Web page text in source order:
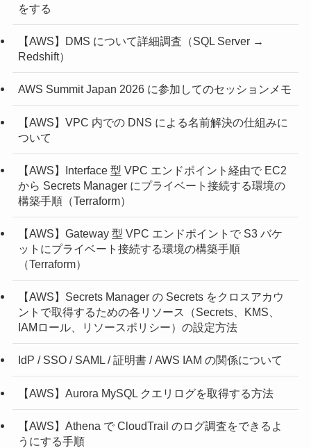
をする
【AWS】DMS について詳細調査（SQL Server →
Redshift）
AWS Summit Japan 2026 に参加してのセッションメモ
【AWS】VPC 内での DNS による名前解決の仕組みに
ついて
【AWS】Interface 型 VPC エンドポイント経由で EC2
から Secrets Manager にプライベート接続する環境の
構築手順（Terraform）
【AWS】Gateway 型 VPC エンドポイントで S3 バケ
ットにプライベート接続する環境の構築手順
（Terraform）
【AWS】Secrets Manager の Secrets をクロスアカウ
ントで取得するための各リソース（Secrets、KMS、
IAMロール、リソースポリシー）の設定方法
IdP / SSO / SAML / 証明書 / AWS IAM の関係について
【AWS】Aurora MySQL クエリログを取得する方法
【AWS】Athena で CloudTrail のログ調査をできるよ
うにする手順